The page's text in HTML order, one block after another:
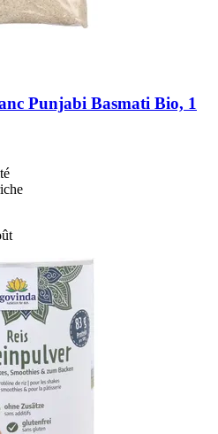
Punjabi Basmati Bio, 1